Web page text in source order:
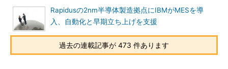
Rapidusの2nm半導体製造拠点にIBMがMESを導
入、自動化と早期立ち上げを支援
過去の連載記事が 473 件あります